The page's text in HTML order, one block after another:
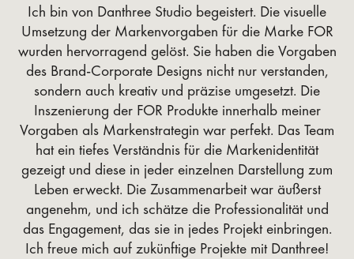
Ich bin von Danthree Studio begeistert. Die visuelle
Umsetzung der Markenvorgaben für die Marke FOR
wurden hervorragend gelöst. Sie haben die Vorgaben
des Brand-Corporate Designs nicht nur verstanden,
sondern auch kreativ und präzise umgesetzt. Die
Inszenierung der FOR Produkte innerhalb meiner
Vorgaben als Markenstrategin war perfekt. Das Team
hat ein tiefes Verständnis für die Markenidentität
gezeigt und diese in jeder einzelnen Darstellung zum
Leben erweckt. Die Zusammenarbeit war äußerst
angenehm, und ich schätze die Professionalität und
das Engagement, das sie in jedes Projekt einbringen.
Ich freue mich auf zukünftige Projekte mit Danthree!